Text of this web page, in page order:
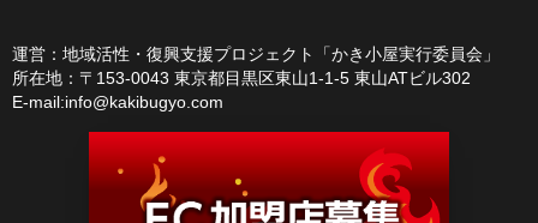
運営：地域活性・復興支援プロジェクト「かき小屋実行委員会」
所在地：〒153-0043 東京都目黒区東山1-1-5 東山ATビル302
E-mail:info@kakibugyo.com